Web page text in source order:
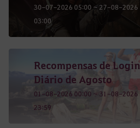
30-07-2026 05:00 ~ 27-08-2026
03:00
Recompensas de Login
Diário de Agosto
01-08-2026 00:00 ~ 31-08-2026
23:59